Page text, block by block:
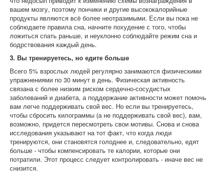
вашем мозгу, поэтому пончики и другие высококалорийные
продукты являются всё более неотразимыми. Если вы пока не
соблюдаете правила сна, начните похудение с того, чтобы
ложиться спать раньше, и неуклонно соблюдайте режим сна и
бодрствования каждый день.
3. Вы тренируетесь, но едите больше
Всего 5% взрослых людей регулярно занимаются физическими
упражнениями по 30 минут в день. Физическая активность
связана с более низким риском сердечно-сосудистых
заболеваний и диабета, а поддержание активности может помочь
вам легче поддерживать свой вес. Но если вы тренируетесь,
чтобы сбросить килограммы (а не поддерживать свой вес), вам,
возможно, придется пересмотреть свои мотивы. Снова и снова
исследования указывают на тот факт, что когда люди
тренируются, они становятся голоднее и, следовательно, едят
больше - чтобы компенсировать те калории, которые они
потратили. Этот процесс следует контролировать - иначе вес не
снизится.